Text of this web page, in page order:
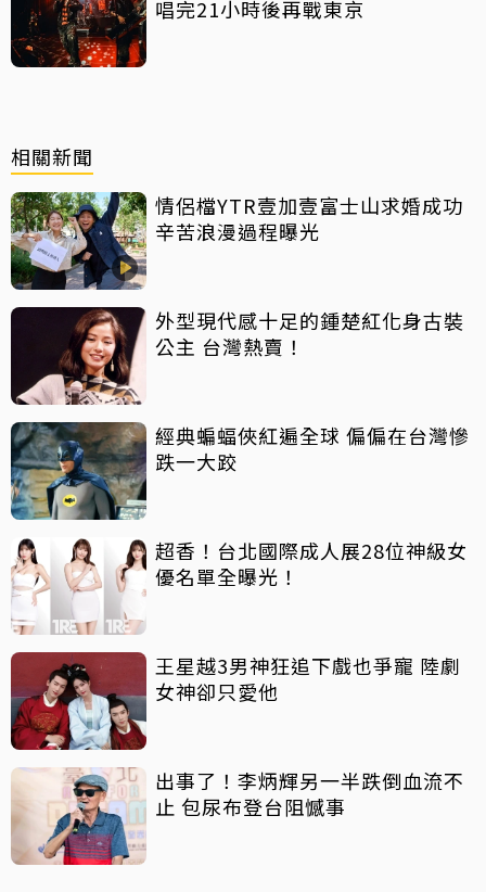
唱完21小時後再戰東京
相關新聞
情侶檔YTR壹加壹富士山求婚成功
辛苦浪漫過程曝光
外型現代感十足的鍾楚紅化身古裝
公主 台灣熱賣！
經典蝙蝠俠紅遍全球 偏偏在台灣慘
跌一大跤
超香！台北國際成人展28位神級女
優名單全曝光！
王星越3男神狂追下戲也爭寵 陸劇
女神卻只愛他
出事了！李炳輝另一半跌倒血流不
止 包尿布登台阻憾事